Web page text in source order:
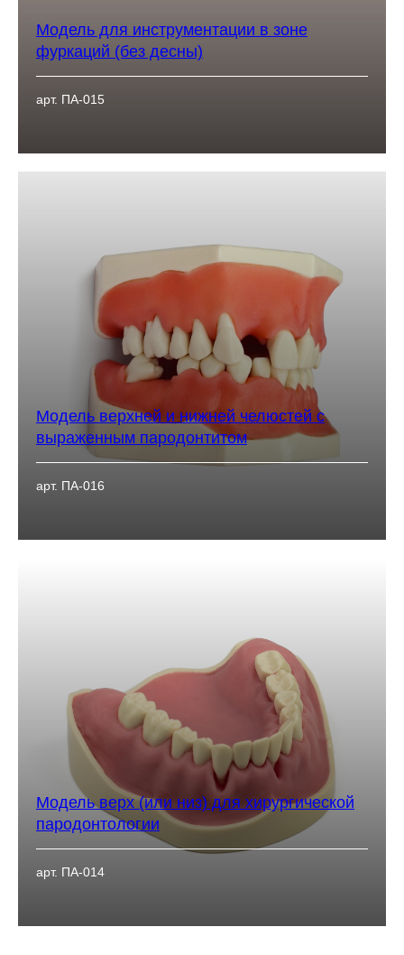
Модель для инструментации в зоне
фуркаций (без десны)
арт. ПА-015
Модель верхней и нижней челюстей с
выраженным пародонтитом
арт. ПА-016
Модель верх (или низ) для хирургической
пародонтологии
арт. ПА-014